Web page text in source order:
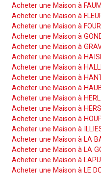
Acheter une Maison à
Acheter une Maison à
Acheter une Maison à
Acheter une Maison à
Acheter une Maison à
Acheter une Maison à
Acheter une Maison à
Acheter une Maison à
Acheter une Maison à
Acheter une Maison à
Acheter une Maison à
Acheter une Maison à
Acheter une Maison à
Acheter une Maison à LA
Acheter une Maison à LA
Acheter une Maison à
Acheter une Maison à LE